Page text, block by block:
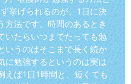
挙げられるのが、1日に決
方法です。時間のあるとき
いたらいつまでたっても勉
いうのはそこまで長く続か
に勉強するというのは実は
えば1日1時間と、短くても